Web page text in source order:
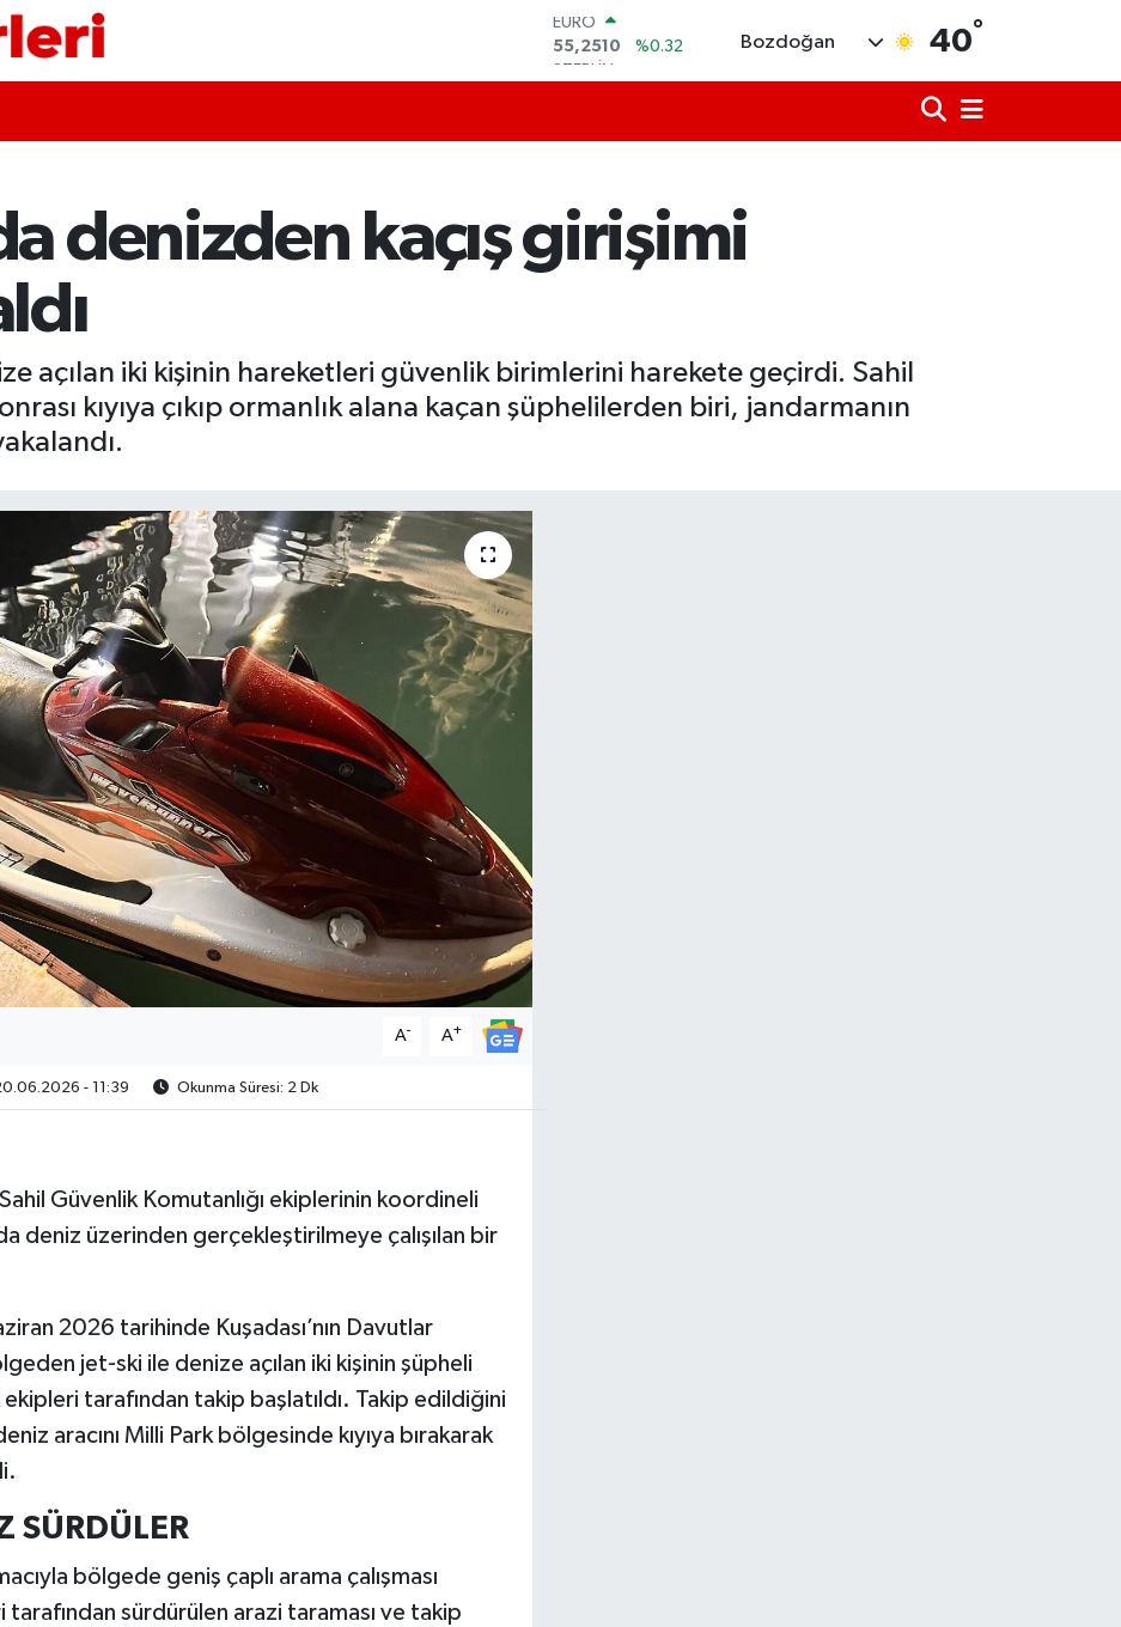
STERLİN
64,4811
%0.38
DOLAR
47,7436
%0.18
EURO
Bozdoğan 40°
denizden kaçış girişimi
açılan iki kişinin hareketleri güvenlik birimlerini harekete geçirdi. Sahil
kıyıya çıkıp ormanlık alana kaçan şüphelilerden biri, jandarmanın
A- A+
- 11:39 Okunma Süresi: 2 Dk
Güvenlik Komutanlığı ekiplerinin koordineli
deniz üzerinden gerçekleştirilmeye çalışılan bir
2026 tarihinde Kuşadası’nın Davutlar
jet-ski ile denize açılan iki kişinin şüpheli
tarafından takip başlatıldı. Takip edildiğini
aracını Milli Park bölgesinde kıyıya bırakarak
SÜRDÜLER
bölgede geniş çaplı arama çalışması
sürdürülen arazi taraması ve takip